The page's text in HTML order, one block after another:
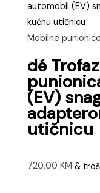
automobil (EV)
kućnu utičnicu
Mobilne
dé
(EV)
utičnicu
720,00KM &